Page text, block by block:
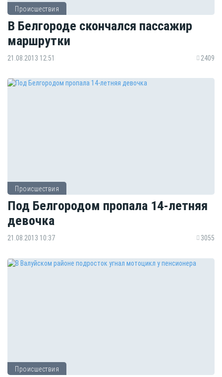
Происшествия
В Белгороде скончался пассажир
маршрутки
21.08.2013 12:51 2409
Происшествия
Под Белгородом пропала 14-летняя
девочка
21.08.2013 10:37 3055
Происшествия